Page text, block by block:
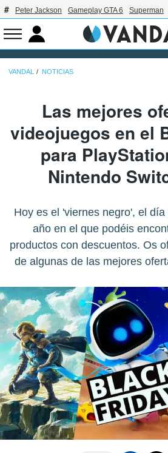
Peter Jackson Gameplay GTA 6 Superman
VANDAL NOTICIAS
Las mejores
videojuegos en el
para
Nintendo
Hoy es el 'viernes negro', el
año en el que podéis
productos con descuentos. Os
de algunas de las mejores